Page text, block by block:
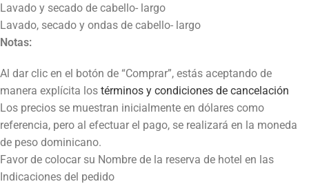
Lavado y secado de cabello- largo
Lavado, secado y ondas de cabello- largo
Notas:
Al dar clic en el botón de “Comprar”, estás aceptando de
manera explícita los términos y condiciones de cancelación
Los precios se muestran inicialmente en dólares como
referencia, pero al efectuar el pago, se realizará en la moneda
de peso dominicano.
Favor de colocar su Nombre de la reserva de hotel en las
Indicaciones del pedido